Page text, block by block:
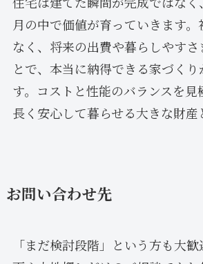
月の中で価値が育っていきます
なく、将来の出費や暮らしやすさ
とで、本当に納得できる家づく
す。コストと性能のバランスを見
長く安心して暮らせる大きな財産
お問い合わせ先
「まだ検討段階」という方も大